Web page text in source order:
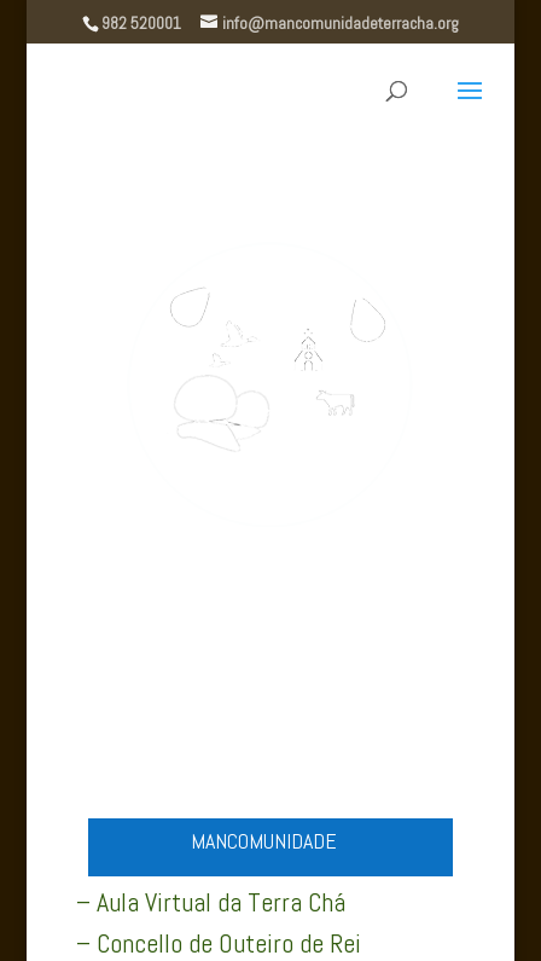
982 520001 info@mancomunidadeterracha.org
MANCOMUNIDADE
– Aula Virtual da Terra Chá
– Concello de Outeiro de Rei